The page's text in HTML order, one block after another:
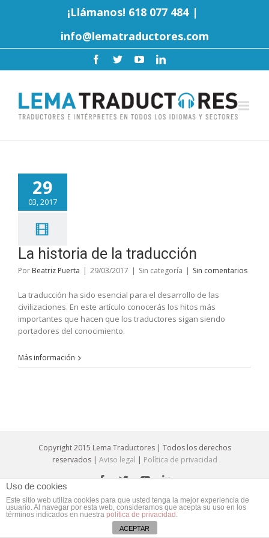
¡Llámanos! 618 077 484 |
info@lematraductores.com
29
03, 2017
La historia de la traducción
Por Beatriz Puerta | 29/03/2017 | Sin categoría | Sin comentarios
La traducción ha sido esencial para el desarrollo de las
civilizaciones. En este artículo conocerás los hitos más
importantes que hacen que los traductores sigan siendo
portadores del conocimiento.
Más información
Copyright 2015 Lema Traductores | Todos los derechos
reservados | Aviso legal | Política de privacidad
Uso de cookies
Este sitio web utiliza cookies para que usted tenga la mejor experiencia de
usuario. Al navegar por esta web, consideramos que acepta su uso en los
términos indicados en nuestra política de privacidad .
ACEPTAR